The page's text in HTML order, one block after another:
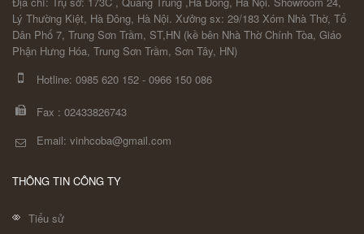
Lý Thường Kiệt, Hà Đông, Hà Nội. Xưởng sx: 29/183 Xóm Nhà Thờ, Tổ
Dân Phố 7, Trung Sơn Trầm, ST,HN (kề bên Nhà Thờ Chính Tòa, Giáo
Phận Hưng Hóa, Trung Sơn Trầm, Sơn Tây, HN)
Hotline: 0985 620 152 - 0966 150 086
Fax : 02433826743
Email: vinhcoba@gmail.com
THÔNG TIN CÔNG TY
Tiểu sử